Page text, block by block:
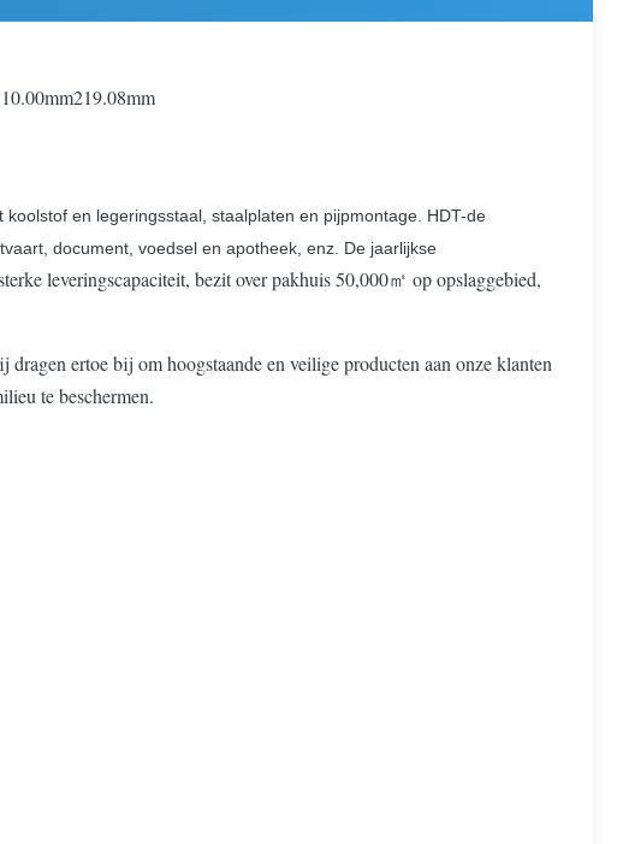
en legeringsstaal, staalplaten en pijpmontage. HDT-de
document, voedsel en apotheek, enz. De jaarlijkse
leveringscapaciteit, bezit over pakhuis 50,000㎡ op opslaggebied,
ertoe bij om hoogstaande en veilige producten aan onze klanten
te beschermen.